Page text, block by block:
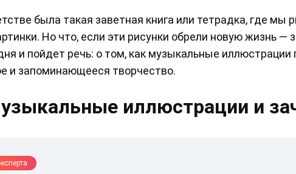
была такая заветная книга или тетрадка, где мы
Но что, если эти рисунки обрели новую жизнь —
и пойдет речь: о том, как музыкальные
и запоминающееся творчество.
иллюстрации и